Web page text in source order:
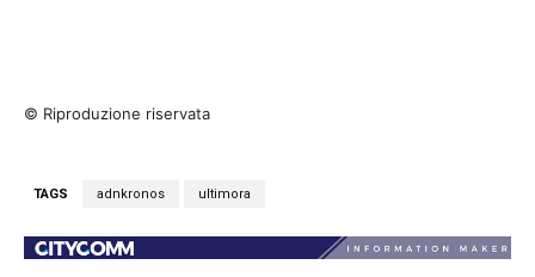
© Riproduzione riservata
TAGS adnkronos ultimora